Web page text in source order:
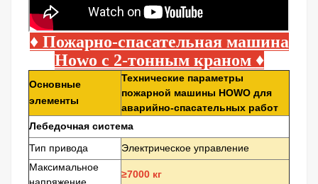
♦ Пожарно-спасательная машина
Howo с 2-тонным краном ♦
Основные
элементы
Технические параметры
пожарной машины HOWO для
аварийно-спасательных работ
Лебедочная система
Тип привода
Электрическое управление
Максимальное
≥7000 кг